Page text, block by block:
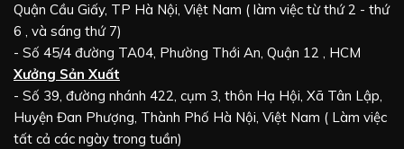
Quận Cầu Giấy, TP Hà Nội, Việt Nam ( làm việc từ thứ 2 - thứ
6 , và sáng thứ 7)
- Số 45/4 đường TA04, Phường Thới An, Quận 12 , HCM
Xưởng Sản Xuất
- Số 39, đường nhánh 422, cụm 3, thôn Hạ Hội, Xã Tân Lập,
Huyện Đan Phượng, Thành Phố Hà Nội, Việt Nam ( Làm việc
tất cả các ngày trong tuần)